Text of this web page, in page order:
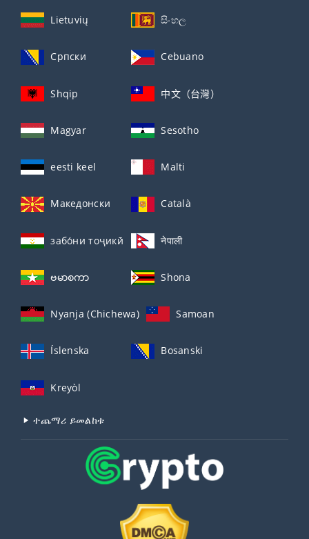
Lietuvių සිංහල
Српски Cebuano
Shqip 中文（台灣）
Magyar Sesotho
eesti keel Malti
Македонски Català
забо́ни тоҷикӣ́ नेपाली
ဗမာစကာ Shona
Nyanja (Chichewa) Samoan
Íslenska Bosanski
Kreyòl
ተጨማሪ ይመልከቱ